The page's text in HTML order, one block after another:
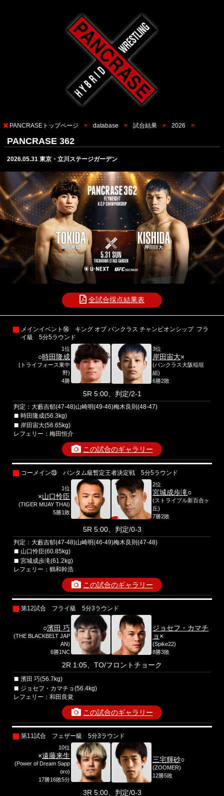
PANCRASEトップページ database 試合結果 2026
PANCRASE 362
2026.05.31 東京・立川ステージガーデン
全試合採点結果表
メインイベント⑭ キング オブ パンクラス チャンピオンシップ フラ
イ級 5分5ラウンド
1位
○時田隆成
(トライフォース東中
野)
4勝
3位
岸田宙大×
(パンクラス大阪稲垣
組)
6勝2敗
5R 5:00、判定/2-1
判定：大藪吉郁(47-48)山崎明(49-46)梅木良則(48-47)
時田隆成(56.3kg)
岸田宙大(56.65kg)
レフェリー：梅田恒介
この試合のギャラリー
コーメイン⑬ バンタム級暫定王者決定戦 5分5ラウンド
1位
×山口怜臣
(TIGER MUAY THAI)
5勝1敗
2位
宮城成歩滝○
(ストライプル新百合ヶ
丘)
7勝2敗
5R 5:00、判定/0-3
判定：大藪吉郁(47-48)山崎明(46-49)梅木良則(47-48)
山口怜臣(60.85kg)
宮城成歩滝(61.2kg)
レフェリー：鶴和幹浩
この試合のギャラリー
第12試合 フライ級 5分3ラウンド
○濱田 巧
(THE BLACKBELT JAP
AN)
6勝1NC
ジョセフ・カマチ
ョ ×
(Spike22)
8勝3敗
2R 1:05、TO/フロントチョーク
濱田 巧(56.7kg)
ジョセフ・カマチョ(56.4kg)
レフェリー：和田良覚
この試合のギャラリー
第11試合 フェザー級 5分3ラウンド
10位
×遠藤来生
(Power of Dream Sapp
oro)
17勝16敗5分
三宅輝砂○
(ZOOMER)
12勝5敗
3R 5:00、判定/0-3